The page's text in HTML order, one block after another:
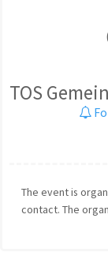
TOS
The event is
contact. The